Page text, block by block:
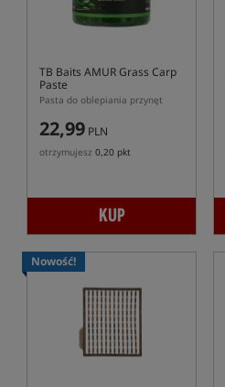
TB Baits AMUR Grass Carp
Paste
Pasta do oblepiania przynęt
22,99 PLN
otrzymujesz 0,20 pkt
KUP
Nowość!